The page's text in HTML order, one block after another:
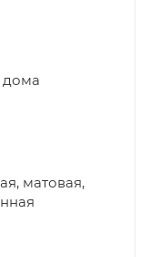
дома
матовая,